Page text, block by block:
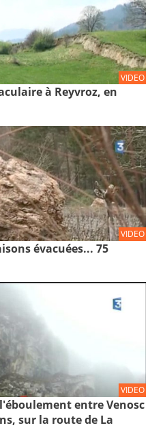
VIDEO
à Reyvroz, en
VIDEO
évacuées... 75
VIDEO
entre Venosc
sur la route de La